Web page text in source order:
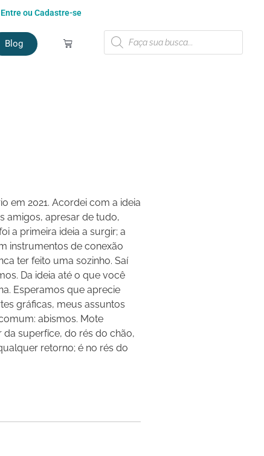
Entre ou Cadastre-se
Blog
em 2021. Acordei com a ideia
amigos, apresar de tudo,
a primeira ideia a surgir; a
instrumentos de conexão
ter feito uma sozinho. Saí
Da ideia até o que você
Esperamos que aprecie
gráficas, meus assuntos
abismos. Mote
superfíce, do rés do chão,
retorno; é no rés do